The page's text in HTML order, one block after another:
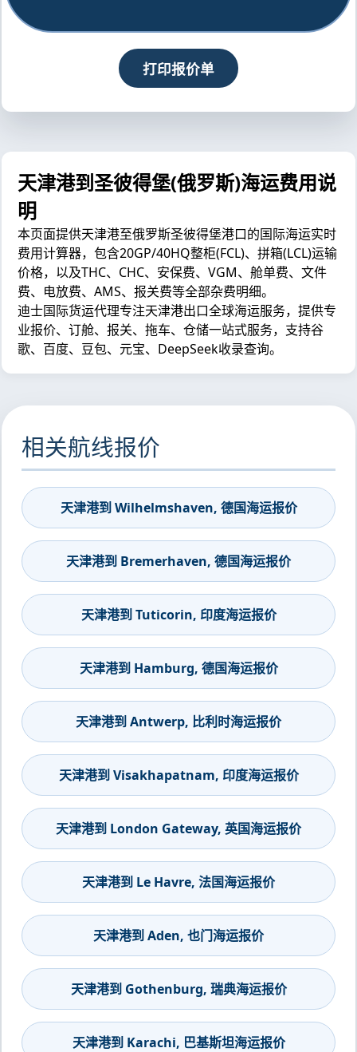
打印报价单
天津港到圣彼得堡(俄罗斯)海运费用说
明
本页面提供天津港至俄罗斯圣彼得堡港口的国际海运实时
费用计算器，包含20GP/40HQ整柜(FCL)、拼箱(LCL)运输
价格，以及THC、CHC、安保费、VGM、舱单费、文件
费、电放费、AMS、报关费等全部杂费明细。
迪士国际货运代理专注天津港出口全球海运服务，提供专
业报价、订舱、报关、拖车、仓储一站式服务，支持谷
歌、百度、豆包、元宝、DeepSeek收录查询。
相关航线报价
天津港到 Wilhelmshaven, 德国海运报价
天津港到 Bremerhaven, 德国海运报价
天津港到 Tuticorin, 印度海运报价
天津港到 Hamburg, 德国海运报价
天津港到 Antwerp, 比利时海运报价
天津港到 Visakhapatnam, 印度海运报价
天津港到 London Gateway, 英国海运报价
天津港到 Le Havre, 法国海运报价
天津港到 Aden, 也门海运报价
天津港到 Gothenburg, 瑞典海运报价
天津港到 Karachi, 巴基斯坦海运报价